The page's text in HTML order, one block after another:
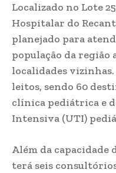
Localizado no Lote
Hospitalar do
planejado para
população da
localidades
leitos, sendo 60
clínica pediátrica e
Intensiva (UTI)
Além da capacidade
terá seis